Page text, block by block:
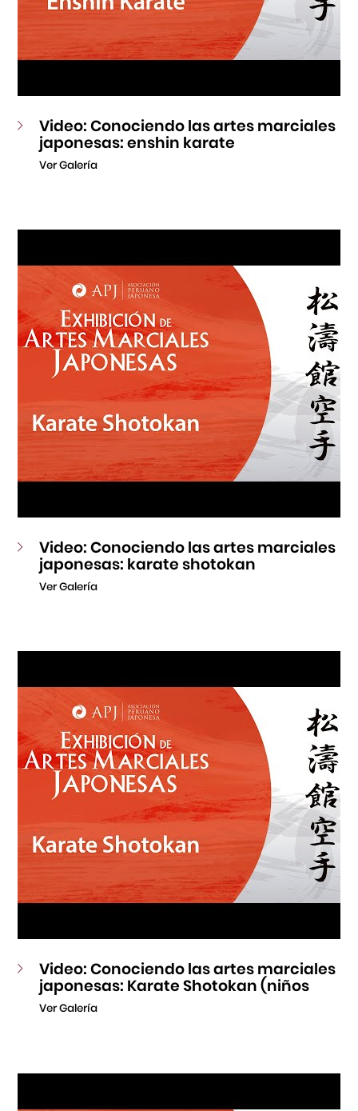
Video: Conociendo las artes marciales
japonesas: enshin karate
Ver Galería
Video: Conociendo las artes marciales
japonesas: karate shotokan
Ver Galería
Video: Conociendo las artes marciales
japonesas: Karate Shotokan (niños
Ver Galería